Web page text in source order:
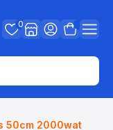
0
50cm 2000wat